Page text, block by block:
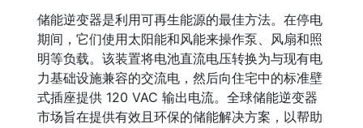
储能逆变器是利用可再生能源的最佳方法。在停电
期间，它们使用太阳能和风能来操作泵、风扇和照
明等负载。该装置将电池直流电压转换为与现有电
力基础设施兼容的交流电，然后向住宅中的标准壁
式插座提供 120 VAC 输出电流。全球储能逆变器
市场旨在提供有效且环保的储能解决方案，以帮助